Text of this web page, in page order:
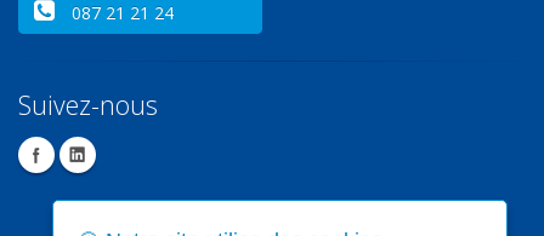
087 21 21 24
Suivez-nous